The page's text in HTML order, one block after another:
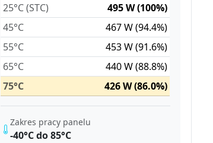
25°C (STC)
495 W (100%)
45°C
467 W (94.4%)
55°C
453 W (91.6%)
65°C
440 W (88.8%)
75°C
426 W (86.0%)
Zakres pracy panelu
-40°C do 85°C